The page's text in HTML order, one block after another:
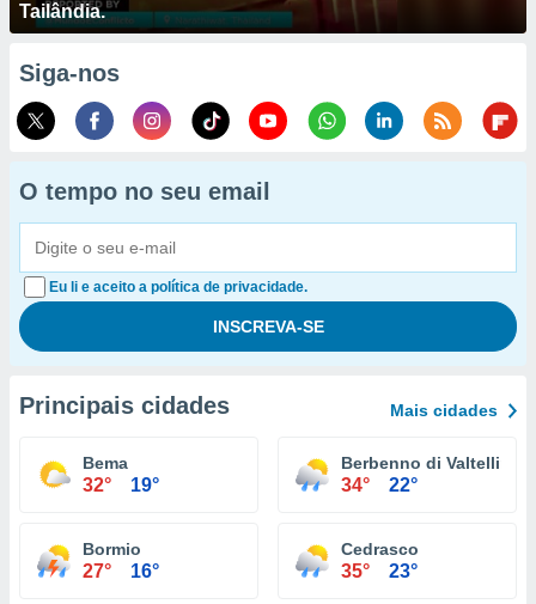
Tailândia.
Siga-nos
O tempo no seu email
Eu li e aceito a política de privacidade.
Principais cidades Mais cidades
Bema
32° 19°
Berbenno di Valtellina
34° 22°
Bormio
27° 16°
Cedrasco
35° 23°